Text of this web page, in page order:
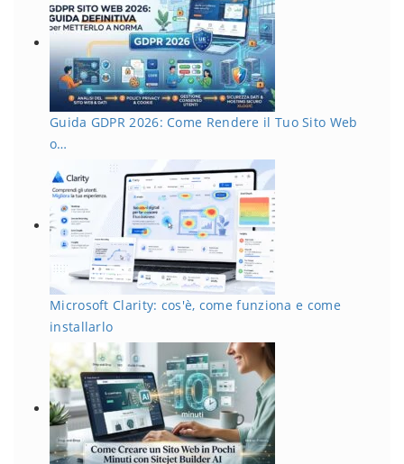
Guida GDPR 2026: Come Rendere il Tuo Sito Web
o…
Microsoft Clarity: cos'è, come funziona e come
installarlo